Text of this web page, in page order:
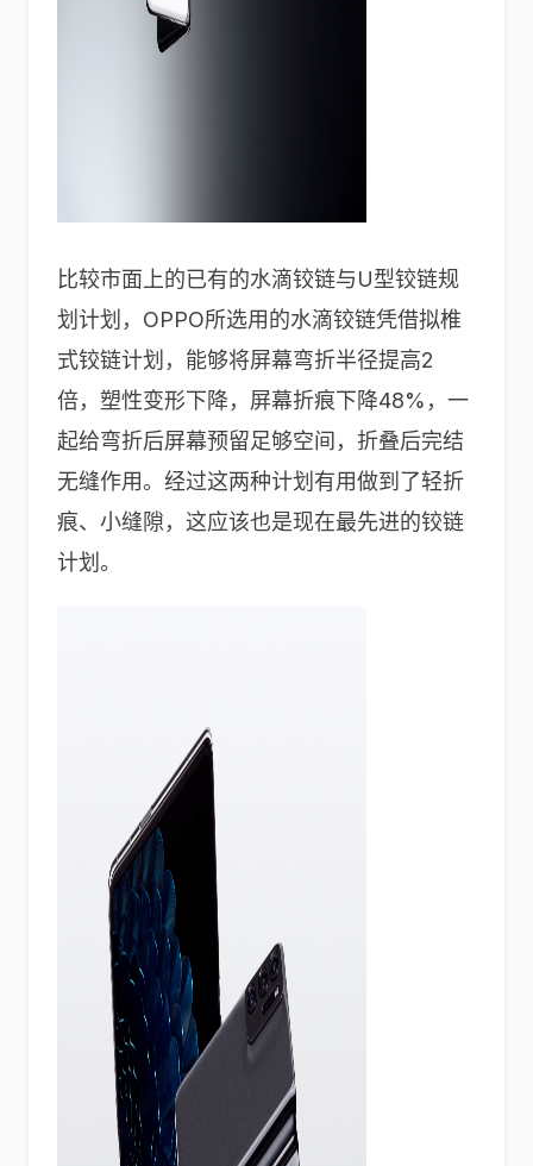
比较市面上的已有的水滴铰链与U型铰链规
划计划，OPPO所选用的水滴铰链凭借拟椎
式铰链计划，能够将屏幕弯折半径提高2
倍，塑性变形下降，屏幕折痕下降48%，一
起给弯折后屏幕预留足够空间，折叠后完结
无缝作用。经过这两种计划有用做到了轻折
痕、小缝隙，这应该也是现在最先进的铰链
计划。